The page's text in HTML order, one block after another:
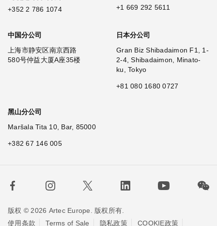
+352 2 786 1074
+1 669 292 5611
中国分公司
上海市静安区南京西路
580号仲益大厦A座35楼
日本分公司
Gran Biz Shibadaimon F1, 1-
2-4, Shibadaimon, Minato-
ku, Tokyo
+81 080 1680 0727
黑山分公司
Maršala Tita 10, Bar, 85000
+382 67 146 005
版权 © 2026 Artec Europe. 版权所有.
使用条款
Terms of Sale 隐私政策 COOKIE政策